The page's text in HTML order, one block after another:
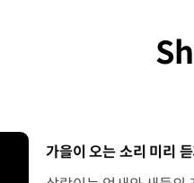
[동영상]
가을이 오는 소리 미리